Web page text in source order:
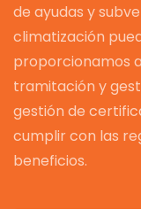
de ayudas y
climatización
proporcionamos
tramitación y
gestión de
cumplir con las
beneficios.